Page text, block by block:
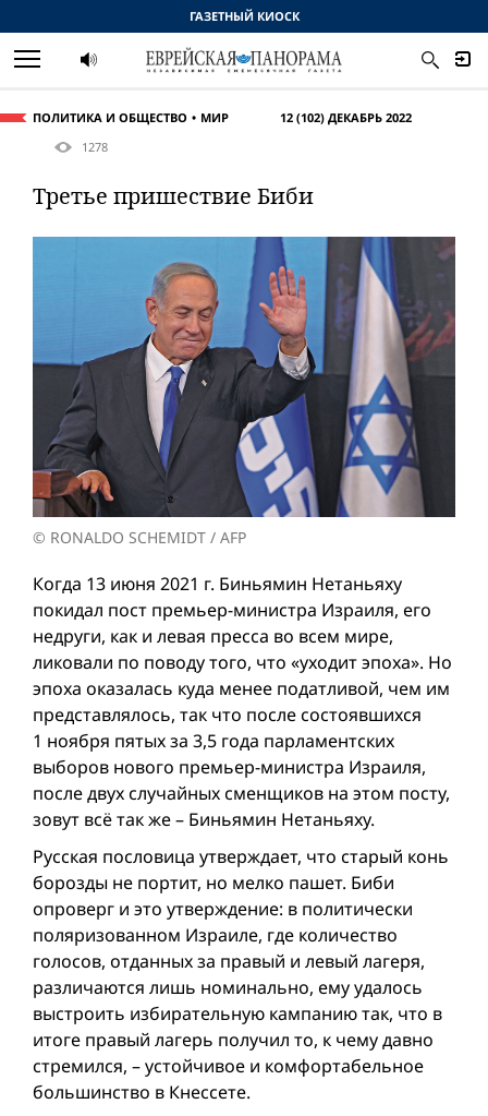
ПОЛИТИКА И ОБЩЕСТВО МИР
12 (102) ДЕКАБРЬ 2022
1278
Третье пришествие Биби
© RONALDO SCHEMIDT / AFP
Когда 13 июня 2021 г. Биньямин Нетаньяху
покидал пост премьер-министра Израиля, его
недруги, как и левая пресса во всем мире,
ликовали по поводу того, что «уходит эпоха». Но
эпоха оказалась куда менее податливой, чем им
представлялось, так что после состоявшихся
1 ноября пятых за 3,5 года парламентских
выборов нового премьер-министра Израиля,
после двух случайных сменщиков на этом посту,
зовут всё так же – Биньямин Нетаньяху.
Русская пословица утверждает, что старый конь
борозды не портит, но мелко пашет. Биби
опроверг и это утверждение: в политически
поляризованном Израиле, где количество
голосов, отданных за правый и левый лагеря,
различаются лишь номинально, ему удалось
выстроить избирательную кампанию так, что в
итоге правый лагерь получил то, к чему давно
стремился, – устойчивое и комфортабельное
большинство в Кнессете.
ГАЗЕТНЫЙ КИОСК